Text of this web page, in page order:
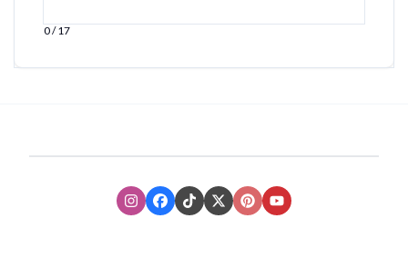
0 / 17
InstagramFacebook
TikTokXTwitter
PinterestYoutube